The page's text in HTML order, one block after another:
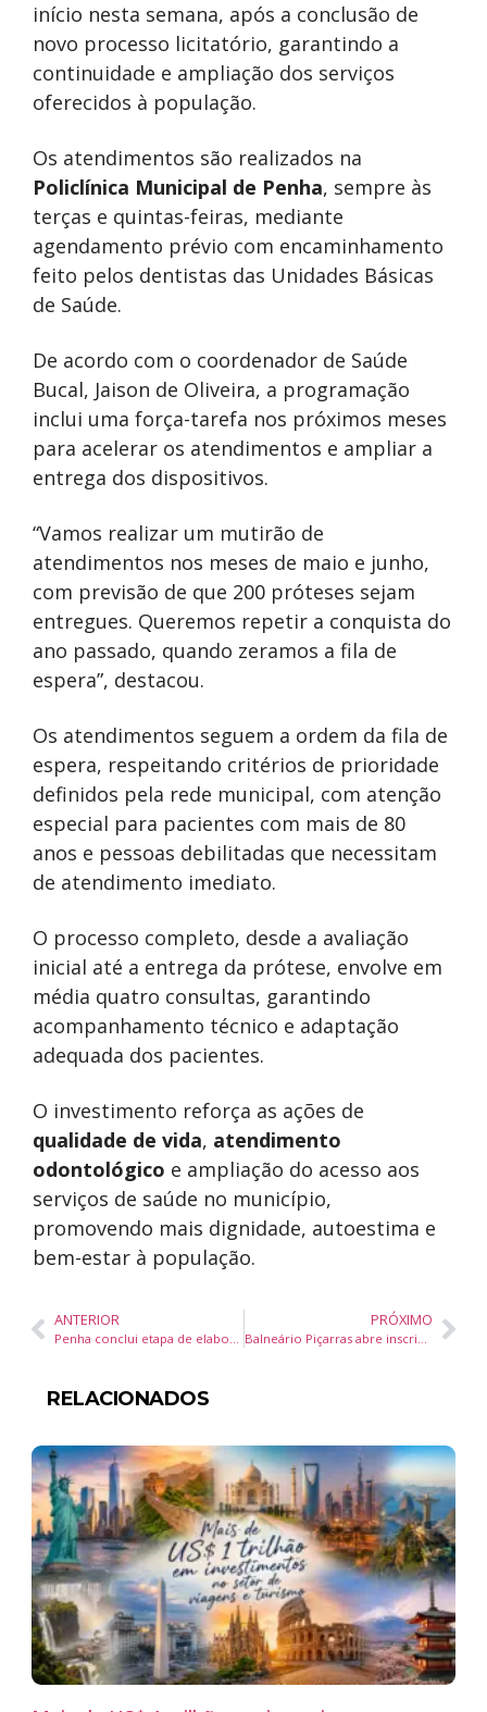
início nesta semana, após a conclusão de
novo processo licitatório, garantindo a
continuidade e ampliação dos serviços
oferecidos à população.
Os atendimentos são realizados na
Policlínica Municipal de Penha, sempre às
terças e quintas-feiras, mediante
agendamento prévio com encaminhamento
feito pelos dentistas das Unidades Básicas
de Saúde.
De acordo com o coordenador de Saúde
Bucal, Jaison de Oliveira, a programação
inclui uma força-tarefa nos próximos meses
para acelerar os atendimentos e ampliar a
entrega dos dispositivos.
“Vamos realizar um mutirão de
atendimentos nos meses de maio e junho,
com previsão de que 200 próteses sejam
entregues. Queremos repetir a conquista do
ano passado, quando zeramos a fila de
espera”, destacou.
Os atendimentos seguem a ordem da fila de
espera, respeitando critérios de prioridade
definidos pela rede municipal, com atenção
especial para pacientes com mais de 80
anos e pessoas debilitadas que necessitam
de atendimento imediato.
O processo completo, desde a avaliação
inicial até a entrega da prótese, envolve em
média quatro consultas, garantindo
acompanhamento técnico e adaptação
adequada dos pacientes.
O investimento reforça as ações de
qualidade de vida, atendimento
odontológico e ampliação do acesso aos
serviços de saúde no município,
promovendo mais dignidade, autoestima e
bem-estar à população.
ANTERIOR
Penha conclui etapa de elaboração do Plano Municipal de Turismo com foco em planejamento estratégico e desenvolvimento do setor
PRÓXIMO
Balneário Piçarras abre inscrições para curso gratuito de soldador com foco em capacitação profissional
RELACIONADOS